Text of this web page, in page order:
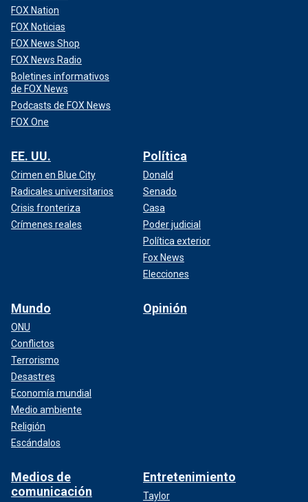
FOX Nation
FOX Noticias
FOX News Shop
FOX News Radio
Boletines informativos
de FOX News
Podcasts de FOX News
FOX One
EE. UU.
Crimen en Blue City
Radicales universitarios
Crisis fronteriza
Crímenes reales
Política
Donald
Senado
Casa
Poder judicial
Política exterior
Fox News
Elecciones
Mundo
ONU
Conflictos
Terrorismo
Desastres
Economía mundial
Medio ambiente
Religión
Escándalos
Opinión
Medios de
comunicación
Entretenimiento
Taylor